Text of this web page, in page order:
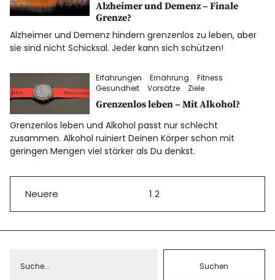
Alzheimer und Demenz – Finale
Grenze?
Alzheimer und Demenz hindern grenzenlos zu leben, aber
sie sind nicht Schicksal. Jeder kann sich schützen!
Erfahrungen Ernährung
Fitness
Gesundheit
Vorsätze Ziele
Grenzenlos leben – Mit Alkohol?
Grenzenlos leben und Alkohol passt nur schlecht
zusammen. Alkohol ruiniert Deinen Körper schon mit
geringen Mengen viel stärker als Du denkst.
Neuere 1 2